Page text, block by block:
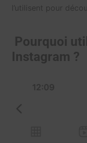
l’utilisent pour
Pourquoi
Instagram ?